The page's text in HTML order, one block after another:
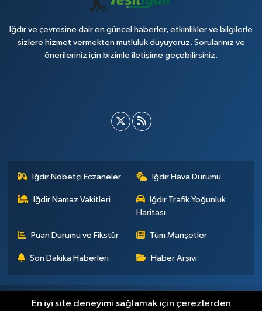
Iğdır ve çevresine dair en güncel haberler, etkinlikler ve bilgilerle
sizlere hizmet vermekten mutluluk duyuyoruz. Sorularınız ve
önerileriniz için bizimle iletişime geçebilirsiniz.
Iğdır Nöbetçi Eczaneler Iğdır Hava Durumu
İğdir Namaz Vakitleri
Iğdır Trafik Yoğunluk
Haritası
Puan Durumu ve Fikstür Tüm Manşetler
Son Dakika Haberleri Haber Arşivi
Künye İletişim Çerez Politikası Gizlilik ilkeleri
En iyi site deneyimi sağlamak için çerezlerden